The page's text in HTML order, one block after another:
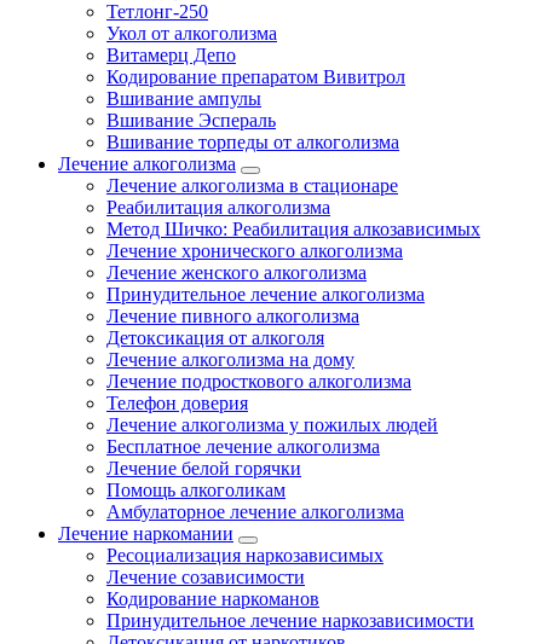
Тетлонг-250
Укол от алкоголизма
Витамерц Депо
Кодирование препаратом Вивитрол
Вшивание ампулы
Вшивание Эспераль
Вшивание торпеды от алкоголизма
Лечение алкоголизма
Лечение алкоголизма в стационаре
Реабилитация алкоголизма
Метод Шичко: Реабилитация алкозависимых
Лечение хронического алкоголизма
Лечение женского алкоголизма
Принудительное лечение алкоголизма
Лечение пивного алкоголизма
Детоксикация от алкоголя
Лечение алкоголизма на дому
Лечение подросткового алкоголизма
Телефон доверия
Лечение алкоголизма у пожилых людей
Бесплатное лечение алкоголизма
Лечение белой горячки
Помощь алкоголикам
Амбулаторное лечение алкоголизма
Лечение наркомании
Ресоциализация наркозависимых
Лечение созависимости
Кодирование наркоманов
Принудительное лечение наркозависимости